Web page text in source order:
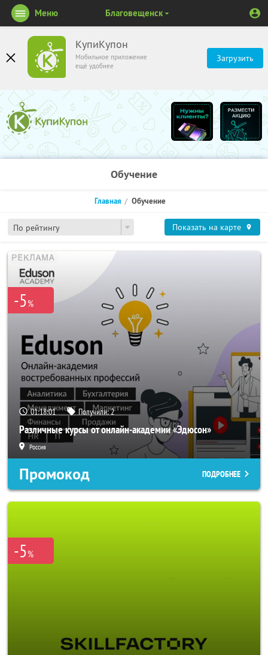
КупиКупон
Мобильное приложение
ещё удобнее
Загрузить
Меню Благовещенск
Обучение
По рейтингу
Главная Обучение
Показать на карте
-5%
01:17:58 Получили:2
Различные курсы от онлайн-академии «Эдюсон»
Россия
Промокод ПОДРОБНЕЕ
-5%